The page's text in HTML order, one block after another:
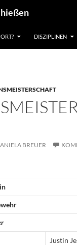
DISZIPLINEN
BREUER
Justin